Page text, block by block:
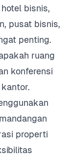
bisnis,
pusat bisnis,
penting.
ruang
konferensi
properti